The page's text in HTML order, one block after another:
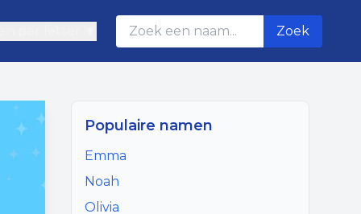
Zoek
Populaire namen
Emma
Noah
Olivia